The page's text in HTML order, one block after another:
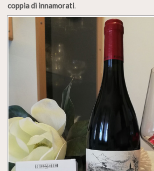
coppia di innamorati.